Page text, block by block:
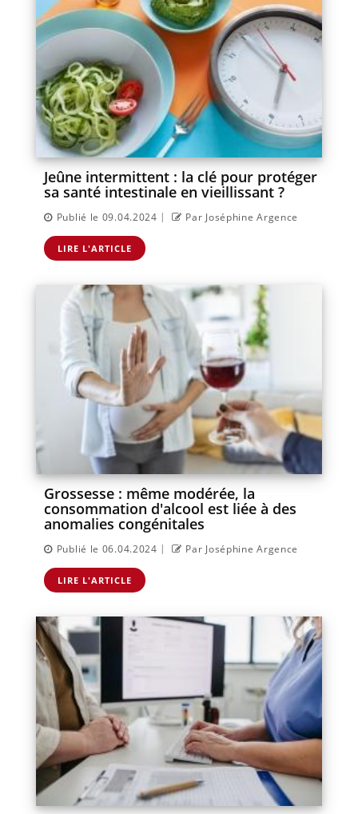
Jeûne intermittent : la clé pour protéger
sa santé intestinale en vieillissant ?
Publié le 09.04.2024 | Par Joséphine Argence
LIRE L'ARTICLE
Grossesse : même modérée, la
consommation d'alcool est liée à des
anomalies congénitales
Publié le 06.04.2024 | Par Joséphine Argence
LIRE L'ARTICLE